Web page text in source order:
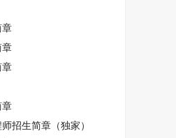
章
章
章
章
招生简章（独家）